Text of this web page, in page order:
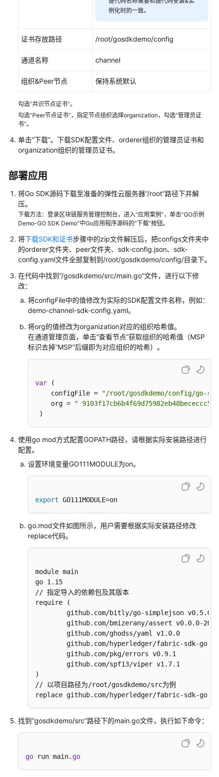
问
视
助
多
文
户
南
布
扎
比
区
开
指
南
（阿
布
简
代
发
应
用
示
Java
SDK
Demo
Gateway
Demo
例化时的一致。
证书存放路径 /root/gosdkdemo/config
通道名称 channel
组织&Peer节点 保持系统默认
勾选“共识节点证书”。
勾选“Peer节点证书”，指定节点组织选择organization，勾选“管理员证
书”。
单击“下载”。下载SDK配置文件、orderer组织的管理员证书和
organization组织的管理员证书。
部署应用
将Go SDK源码下载至准备的弹性云服务器“/root”路径下并解
压。
下载方法：登录区块链服务管理控制台，进入“应用案例”，单击“GO示例
Demo-GO SDK Demo”中Go应用程序源码的“下载”按钮。
将下载SDK和证书步骤中的zip文件解压后，把configs文件夹中
的orderer文件夹、peer文件夹、sdk-config.json、sdk-
config.yaml文件全部复制到/root/gosdkdemo/config/目录下。
在代码中找到“/gosdkdemo/src/main.go”文件，进行以下修
改：
将configFile中的值修改为实际的SDK配置文件名称，例如：
demo-channel-sdk-config.yaml。
将org的值修改为organization对应的组织哈希值。
在通道管理页面，单击“查看节点”获取组织的哈希值（MSP
标识去掉“MSP”后缀即为对应组织的哈希）。
var (
    configFile =
"/root/gosdkdemo/config/go-
    org =
"
)
使用go mod方式配置GOPATH路径，请根据实际安装路径进行
配置。
设置环境变量GO111MODULE为on。
export GO111MODULE=on
go.mod文件如图所示，用户需要根据实际安装路径修改
replace代码。
module main
go 1.15
// 指定导入的依赖包及其版本
require (
        github.com/bitly/go-simplejson v0.5.0
github.com/bmizerany/assert v0.0.0-
        github.com/ghodss/yaml v1.0.0
github.com/hyperledger/fabric-sdk-go
        github.com/pkg/errors v0.9.1
        github.com/spf13/viper v1.7.1
)
// 以项目路径为/root/gosdkdemo/src为例
replace github.com/hyperledger/fabric-sdk-go
找到“gosdkdemo/src”路径下的main.go文件，执行如下命令：
go run main. go